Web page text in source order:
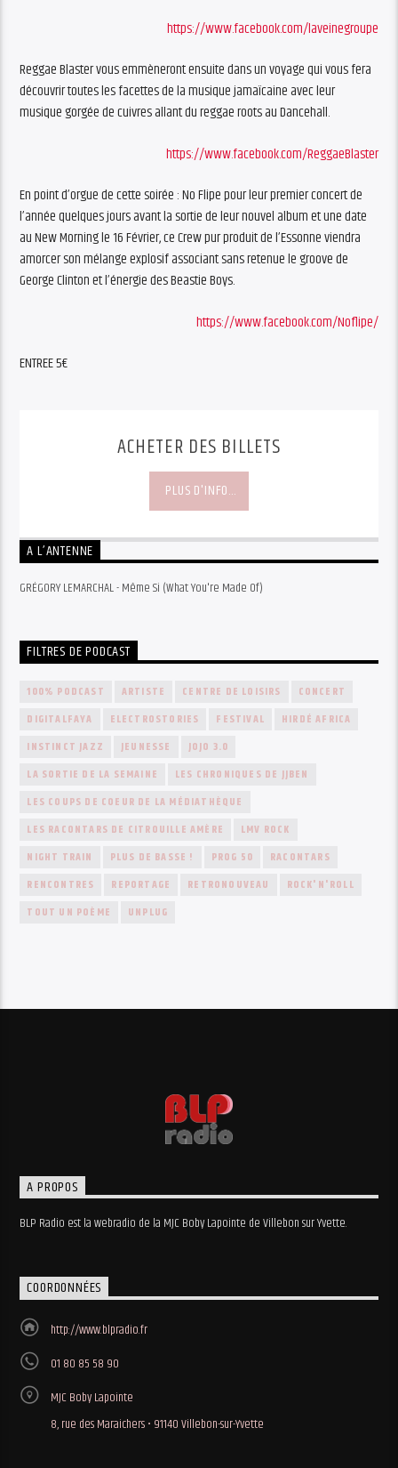
https://www.facebook.com/laveinegroupe
Reggae Blaster vous emmèneront ensuite dans un voyage qui vous fera
découvrir toutes les facettes de la musique jamaïcaine avec leur
musique gorgée de cuivres allant du reggae roots au Dancehall.
https://www.facebook.com/ReggaeBlaster
En point d’orgue de cette soirée : No Flipe pour leur premier concert de
l’année quelques jours avant la sortie de leur nouvel album et une date
au New Morning le 16 Février, ce Crew pur produit de l’Essonne viendra
amorcer son mélange explosif associant sans retenue le groove de
George Clinton et l’énergie des Beastie Boys.
https://www.facebook.com/Noflipe/
ENTREE 5€
ACHETER DES BILLETS
PLUS D'INFO...
A L’ANTENNE
GRÉGORY LEMARCHAL - Même Si (What You're Made Of)
FILTRES DE PODCAST
100% PODCAST ARTISTE CENTRE DE LOISIRS
CONCERT
DIGITALFAYA
ELECTROSTORIES FESTIVAL
HIRDÉ AFRICA
INSTINCT JAZZ
JEUNESSE
JOJO 3.0
LA SORTIE DE LA SEMAINE
LES CHRONIQUES DE JJBEN
LES COUPS DE COEUR DE LA MÉDIATHÈQUE
LES RACONTARS DE CITROUILLE AMÈRE
LMV ROCK
NIGHT TRAIN
PLUS DE BASSE ! PROG 50
RACONTARS
RENCONTRES
REPORTAGE RETRONOUVEAU
ROCK'N'ROLL
TOUT UN POÈME
UNPLUG
A PROPOS
BLP Radio est la webradio de la MJC Boby Lapointe de Villebon sur Yvette.
COORDONNÉES
http://www.blpradio.fr
01 80 85 58 90
MJC Boby Lapointe
8, rue des Maraichers • 91140 Villebon-sur-Yvette